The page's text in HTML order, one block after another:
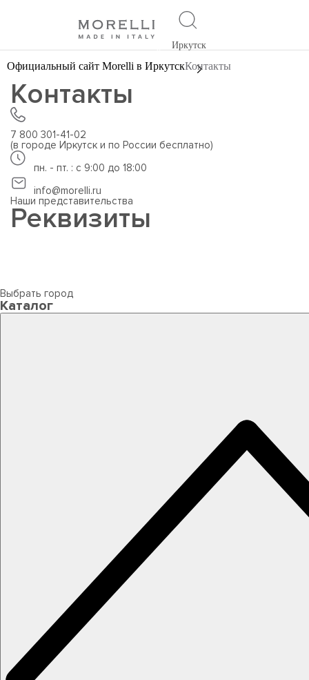
Иркутск
Официальный сайт Morelli в ИркутскКонтакты
Контакты
7 800 301-41-02
(в городе Иркутск и по России бесплатно)
пн. - пт. : с 9:00 до 18:00
info@morelli.ru
Наши представительства
Реквизиты
Выбрать город
Каталог